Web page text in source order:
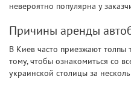
невероятно популярна у
Причины аренды
В Киев часто приезжают толпы
тому, чтобы ознакомиться со
украинской столицы за